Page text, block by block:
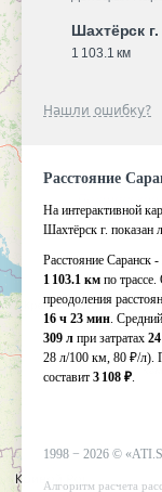
Шахтёрск г.
1 103.1 км
Нашли ошибку?
Расстояние
На интерактивной
Шахтёрск г. показан
Расстояние Саранск
1 103.1 км по
преодоления
16 ч 23 мин.
309 л при затратах
28 л/100 км, 80 ₽/л).
составит 3 108 ₽.
1998 − 2026 ©
Алгоритм расчета